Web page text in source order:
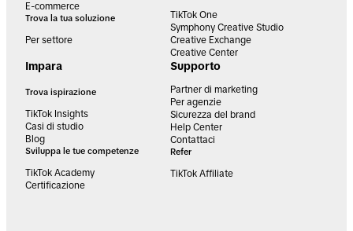
E-commerce
Trova la tua soluzione
Per settore
TikTok One
Symphony Creative Studio
Creative Exchange
Creative Center
Impara
Trova ispirazione
TikTok Insights
Casi di studio
Blog
Sviluppa le tue competenze
TikTok Academy
Certificazione
Supporto
Partner di marketing
Per agenzie
Sicurezza del brand
Help Center
Contattaci
Refer
TikTok Affiliate